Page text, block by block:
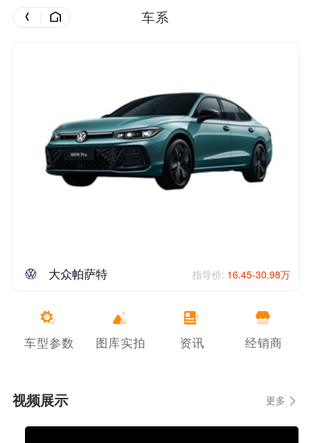
车系
大众帕萨特 指导价: 16.45-30.98万
车型参数 图库实拍 资讯 经销商
视频展示 更多